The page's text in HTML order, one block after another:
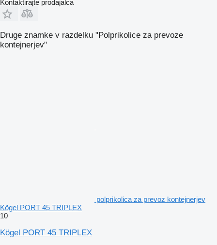
Kontaktirajte prodajalca
Druge znamke v razdelku "Polprikolice za prevoze
kontejnerjev"
polprikolica za prevoz kontejnerjev
Kögel PORT 45 TRIPLEX
10
Kögel PORT 45 TRIPLEX